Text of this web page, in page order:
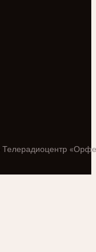
Телерадиоцентр